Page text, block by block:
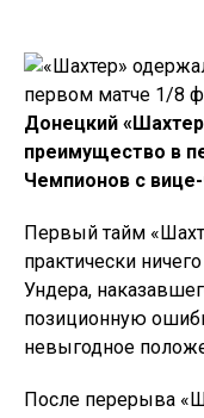
Донецкий
преимущество в
Чемпионов с
Первый тайм
практически
Ундера,
позиционную
невыгодное
После перерыва